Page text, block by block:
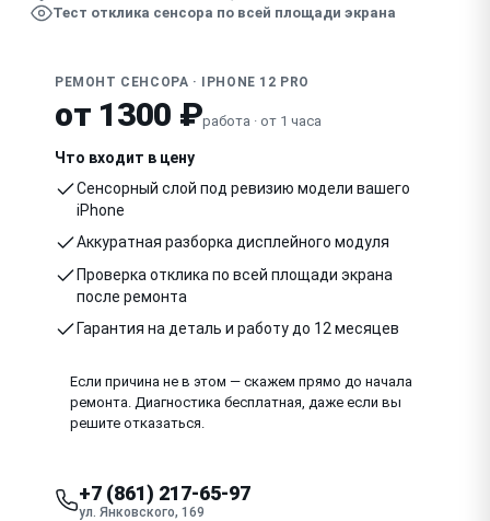
Тест отклика сенсора по всей площади экрана
РЕМОНТ СЕНСОРА · IPHONE 12 PRO
от 1300 ₽работа · от 1 часа
Что входит в цену
Сенсорный слой под ревизию модели вашего
iPhone
Аккуратная разборка дисплейного модуля
Проверка отклика по всей площади экрана
после ремонта
Гарантия на деталь и работу до 12 месяцев
Если причина не в этом — скажем прямо до начала
ремонта. Диагностика бесплатная, даже если вы
решите отказаться.
+7 (861) 217-65-97
ул. Янковского, 169